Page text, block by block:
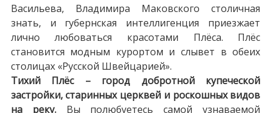
Васильева, Владимира Маковского столичная
знать, и губернская интеллигенция приезжает
лично любоваться красотами Плёса. Плёс
становится модным курортом и слывет в обеих
столицах «Русской Швейцарией».
Тихий Плёс – город добротной купеческой
застройки, старинных церквей и роскошных видов
на реку. Вы полюбуетесь самой узнаваемой